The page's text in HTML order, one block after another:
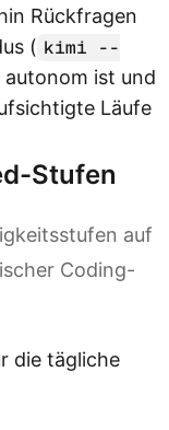
Rückfragen
( kimi --
ist und
Läufe
Stufen
auf
Coding-
die tägliche